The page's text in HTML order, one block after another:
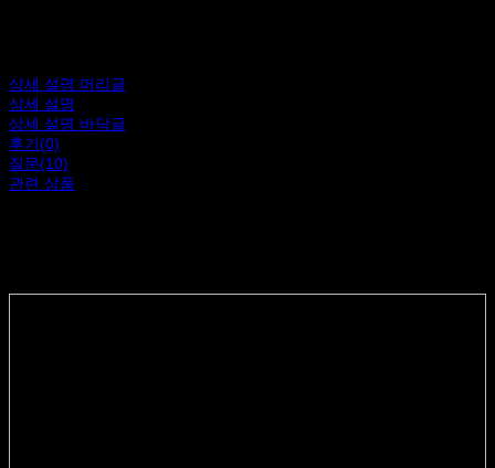
상세 설명 머리글
상세 설명
상세 설명 바닥글
후기(0)
질문(10)
관련 상품